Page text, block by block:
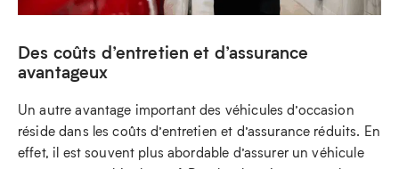
Des coûts d’entretien et d’assurance
avantageux
Un autre avantage important des véhicules d’occasion
réside dans les coûts d’entretien et d’assurance réduits. En
effet, il est souvent plus abordable d’assurer un véhicule